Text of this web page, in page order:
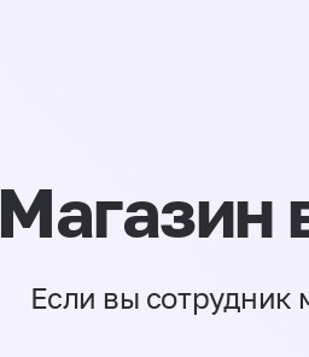
Магазин
Если вы сотрудник